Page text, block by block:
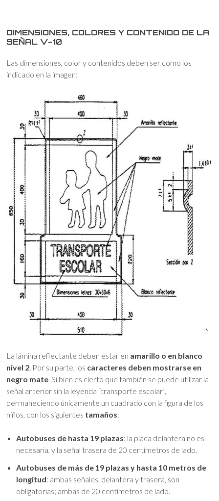
DIMENSIONES, COLORES Y CONTENIDO DE LA
SEÑAL V-10
Las dimensiones, color y contenidos deben ser como los
indicado en la imagen:
La lámina reflectante deben estar en amarillo o en blanco
nivel 2. Por su parte, los caracteres deben mostrarse en
negro mate. Si bien es cierto que también se puede utilizar la
señal anterior sin la leyenda “transporte escolar”,
permaneciendo únicamente un cuadrado con la figura de los
niños, con los siguientes tamaños:
Autobuses de hasta 19 plazas: la placa delantera no es
necesaria, y la señal trasera de 20 centímetros de lado.
Autobuses de más de 19 plazas y hasta 10 metros de
longitud: ambas señales, delantera y trasera, son
obligatorias; ambas de 20 centímetros de lado.